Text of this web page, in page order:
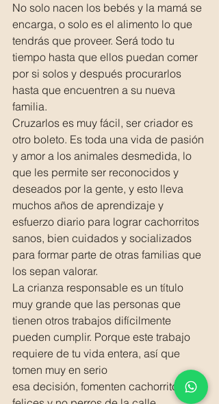
No solo nacen los bebés y la mamá se
encarga, o solo es el alimento lo que
tendrás que proveer. Será todo tu
tiempo hasta que ellos puedan comer
por si solos y después procurarlos
hasta que encuentren a su nueva
familia.
Cruzarlos es muy fácil, ser criador es
otro boleto. Es toda una vida de pasión
y amor a los animales desmedida, lo
que les permite ser reconocidos y
deseados por la gente, y esto lleva
muchos años de aprendizaje y
esfuerzo diario para lograr cachorritos
sanos, bien cuidados y socializados
para formar parte de otras familias que
los sepan valorar.
La crianza responsable es un título
muy grande que las personas que
tienen otros trabajos difícilmente
pueden cumplir. Porque este trabajo
requiere de tu vida entera, así que
tomen muy en serio
esa decisión, fomenten cachorritos